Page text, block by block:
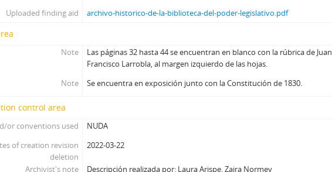
Uploaded finding aid
archivo-historico-de-la-biblioteca-del-poder-legislativo.pdf
Note
Las páginas 32 hasta 44 se encuentran en blanco con la rúbrica de Juan
Francisco Larrobla, al margen izquierdo de las hojas.
Note
Se encuentra en exposición junto con la Constitución de 1830.
control area
or conventions used
NUDA
of creation revision
deletion
2022-03-22
Archivist's note Descripción realizada por: Laura Arispe, Zaira Normey